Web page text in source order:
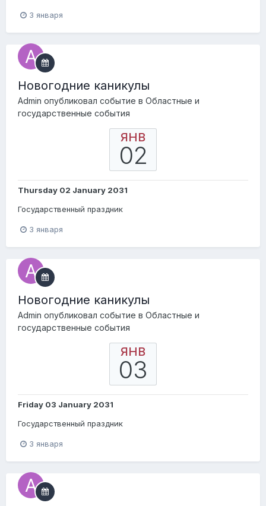
3 января
Новогодние каникулы
Admin опубликовал событие в Областные и
государственные события
ЯНВ
02
Thursday 02 January 2031
Государственный праздник
3 января
Новогодние каникулы
Admin опубликовал событие в Областные и
государственные события
ЯНВ
03
Friday 03 January 2031
Государственный праздник
3 января